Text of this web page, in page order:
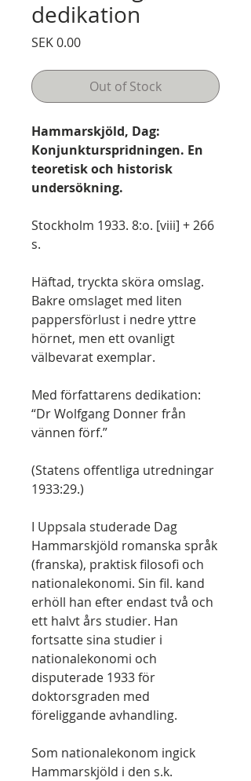
dedikation
SEK 0.00Price
Out of Stock
Hammarskjöld, Dag:
Konjunkturspridningen. En
teoretisk och historisk
undersökning.
Stockholm 1933. 8:o. [viii] + 266
s.
Häftad, tryckta sköra omslag.
Bakre omslaget med liten
pappersförlust i nedre yttre
hörnet, men ett ovanligt
välbevarat exemplar.
Med författarens dedikation:
“Dr Wolfgang Donner från
vännen förf.”
(Statens offentliga utredningar
1933:29.)
I Uppsala studerade Dag
Hammarskjöld romanska språk
(franska), praktisk filosofi och
nationalekonomi. Sin fil. kand
erhöll han efter endast två och
ett halvt års studier. Han
fortsatte sina studier i
nationalekonomi och
disputerade 1933 för
doktorsgraden med
föreliggande avhandling.
Som nationalekonom ingick
Hammarskjöld i den s.k.